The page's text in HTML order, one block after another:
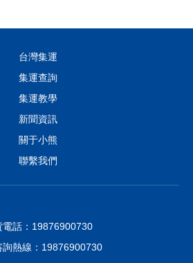
務態度好
速度很快，值得長期配合
台灣集運
集運查詢
集運教學
新聞資訊
關于小熊
聯繫我們
電話：19876900730
詢熱線：19876900730